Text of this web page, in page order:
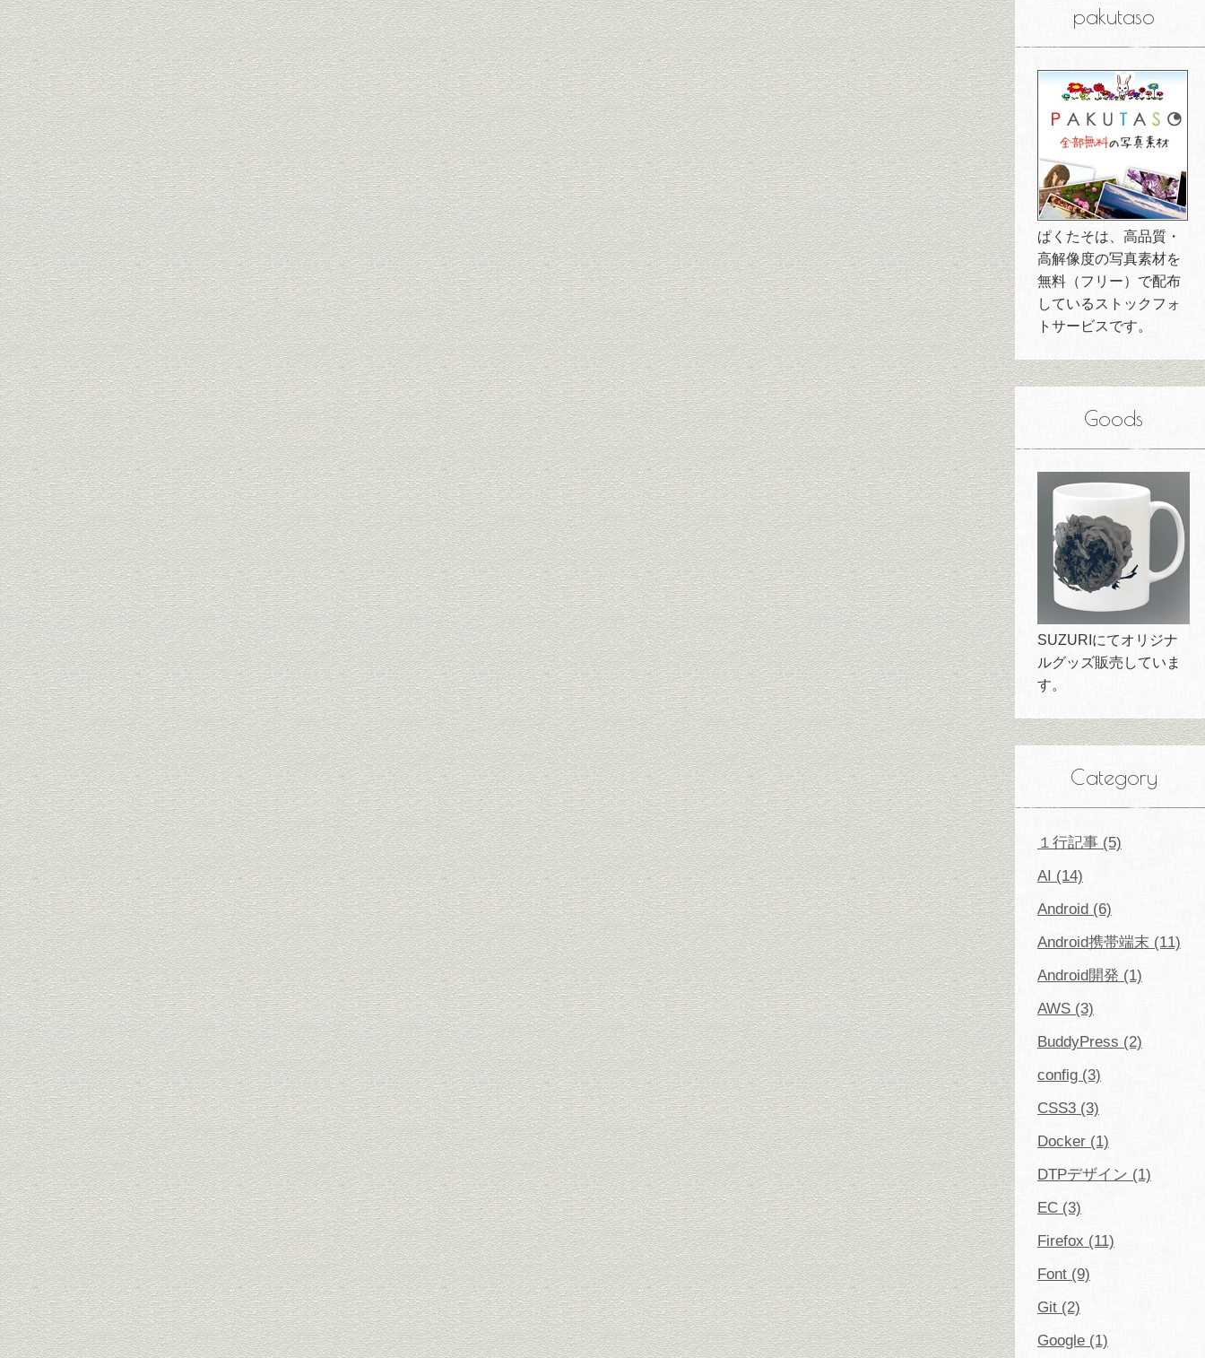
pakutaso
ぱくたそは、高品質・
高解像度の写真素材を
無料（フリー）で配布
しているストックフォ
トサービスです。
Goods
SUZURIにてオリジナ
ルグッズ販売していま
す。
Category
１行記事 (5)
AI (14)
Android (6)
Android携帯端末 (11)
Android開発 (1)
AWS (3)
BuddyPress (2)
config (3)
CSS3 (3)
Docker (1)
DTPデザイン (1)
EC (3)
Firefox (11)
Font (9)
Git (2)
Google (1)